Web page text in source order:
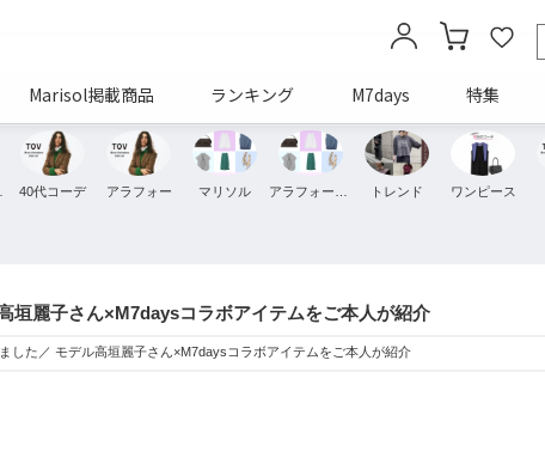
Marisol掲載商品 ランキング M7days 特集
40代コーデ アラフォー マリソル トレンド ワンピース
垣麗子さん×M7daysコラボアイテムをご本人が紹介
した／ モデル高垣麗子さん×M7daysコラボアイテムをご本人が紹介